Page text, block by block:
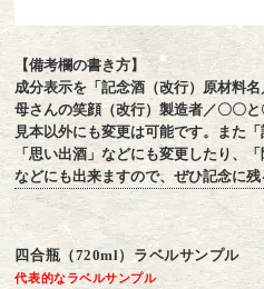
【備考欄の書き方】
成分表示を「記念酒（改行）原材料
母さんの笑顔（改行）製造者／〇〇と
見本以外にも変更は可能です。また
「思い出酒」などにも変更したり、
などにも出来ますので、ぜひ記念に残
四合瓶（720ml）ラベルサンプル
代表的なラベルサンプル